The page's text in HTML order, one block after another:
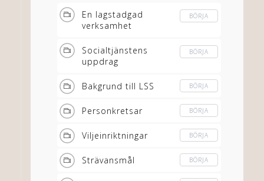
En lagstadgad
verksamhet
BÖRJA
Socialtjänstens
uppdrag
BÖRJA
Bakgrund till LSS BÖRJA
Personkretsar BÖRJA
Viljeinriktningar BÖRJA
Strävansmål BÖRJA